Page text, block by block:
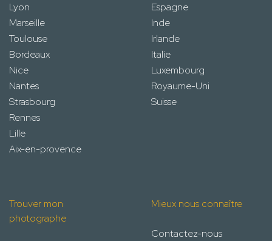
Lyon
Marseille
Toulouse
Bordeaux
Nice
Nantes
Strasbourg
Rennes
Lille
Aix-en-provence
Espagne
Inde
Irlande
Italie
Luxembourg
Royaume-Uni
Suisse
Trouver mon
photographe
Mieux nous connaître
Contactez-nous